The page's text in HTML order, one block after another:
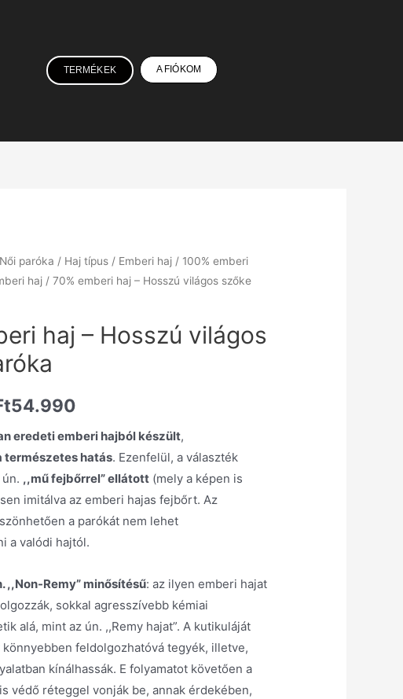
TERMÉKEK A FIÓKOM
Női paróka / Haj típus / Emberi haj / 100% emberi
haj / 70% emberi haj – Hosszú világos szőke
haj – Hosszú világos
54.990
eredeti emberi hajból készült,
természetes hatás. Ezenfelül, a választék
,,mű fejbőrrel” ellátott (mely a képen is
imitálva az emberi hajas fejbőrt. Az
a parókát nem lehet
a valódi hajtól.
,,Non-Remy” minősítésű: az ilyen emberi hajat
sokkal agresszívebb kémiai
alá, mint az ún. ,,Remy hajat”. A kutikuláját
feldolgozhatóvá tegyék, illetve,
kínálhassák. E folyamatot követően a
védő réteggel vonják be, annak érdekében,